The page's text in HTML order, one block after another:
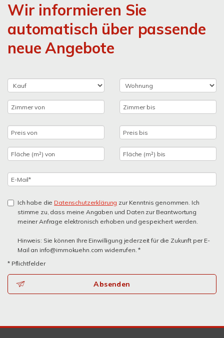
Wir informieren Sie
automatisch über passende
neue Angebote
Ich habe die Datenschutzerklärung zur Kenntnis genommen. Ich
stimme zu, dass meine Angaben und Daten zur Beantwortung
meiner Anfrage elektronisch erhoben und gespeichert werden.
Hinweis: Sie können Ihre Einwilligung jederzeit für die Zukunft per E-
Mail an info@immokuehn.com widerrufen. *
* Pflichtfelder
Absenden